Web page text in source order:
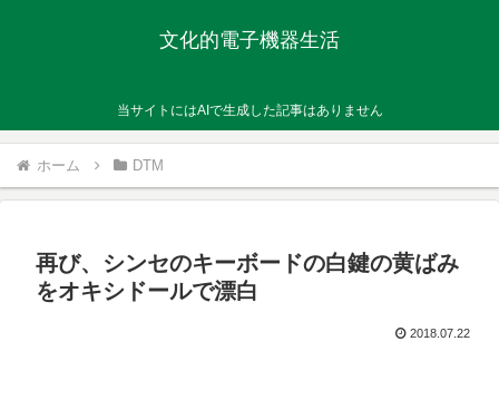
文化的電子機器生活
当サイトにはAIで生成した記事はありません
ホーム DTM
再び、シンセのキーボードの白鍵の黄ばみ
をオキシドールで漂白
2018.07.22